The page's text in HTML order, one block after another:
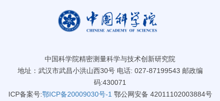
中国科学院精密测量科学与技术创新研究院
地址：武汉市武昌小洪山西30号 电话: 027-87199543 邮政编
码:430071
ICP备案号:鄂ICP备20009030号-1 鄂公网安备 42011102003884号